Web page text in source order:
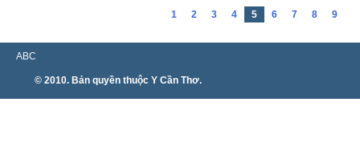
1 2 3 4 5 6 7 8 9
ABC
© 2010. Bản quyền thuộc Y Cần Thơ.